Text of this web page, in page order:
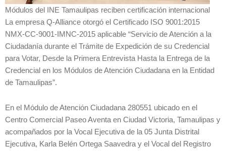
Módulos del INE Tamaulipas reciben certificación internacional
La empresa Q-Alliance otorgó el Certificado ISO 9001:2015
NMX-CC-9001-IMNC-2015 aplicable “Servicio de Atención a la
Ciudadanía durante el Trámite de Expedición de su Credencial
para Votar, Desde la Primera Entrevista Hasta la Entrega de la
Credencial en los Módulos de Atención Ciudadana en la Entidad
de Tamaulipas”.
En el Módulo de Atención Ciudadana 280551 ubicado en el
Centro Comercial Paseo Aventa en Ciudad Victoria, Tamaulipas y
acompañados por la Vocal Ejecutiva de la 05 Junta Distrital
Ejecutiva, Karla Belén Ortega Saavedra y el Vocal del Registro